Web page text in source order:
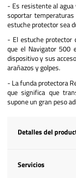
- Es resistente al agua
soportar
estuche protector sea
- El estuche protector
que el Navigator 500
dispositivo y sus
arañazos y golpes.
- La funda protectora
que significa que
supone un gran peso
Detalles del
Servicios